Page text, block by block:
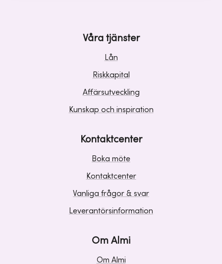
Våra tjänster
Lån
Riskkapital
Affärsutveckling
Kunskap och inspiration
Kontaktcenter
Boka möte
Kontaktcenter
Vanliga frågor & svar
Leverantörsinformation
Om Almi
Om Almi